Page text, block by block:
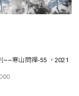
~~寒山問禪-55 ，2021